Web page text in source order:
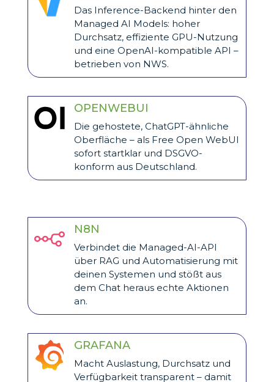
Das Inference-Backend hinter den
Managed AI Models: hoher
Durchsatz, effiziente GPU-Nutzung
und eine OpenAI-kompatible API –
betrieben von NWS.
OPENWEBUI
Die gehostete, ChatGPT-ähnliche
Oberfläche – als Free Open WebUI
sofort startklar und DSGVO-
konform aus Deutschland.
N8N
Verbindet die Managed-AI-API
über RAG und Automatisierung mit
deinen Systemen und stößt aus
dem Chat heraus echte Aktionen
an.
GRAFANA
Macht Auslastung, Durchsatz und
Verfügbarkeit transparent – damit